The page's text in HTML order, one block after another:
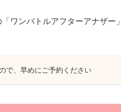
ワンバトルアフターアナザー
で、早めにご予約ください